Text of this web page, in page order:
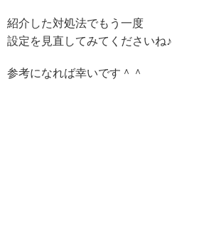
紹介した対処法でもう一度
設定を見直してみてくださいね♪
参考になれば幸いです＾＾